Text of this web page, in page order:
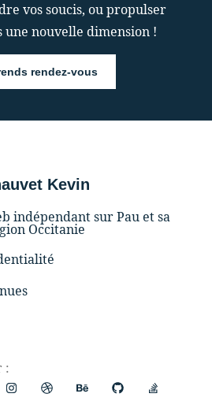
vos soucis, ou propulser
une nouvelle dimension !
rendez-vous
Kevin
indépendant sur Pau et sa
Occitanie
: